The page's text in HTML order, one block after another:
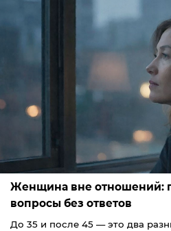
Женщина вне отношений:
вопросы без ответов
До 35 и после 45 — это два